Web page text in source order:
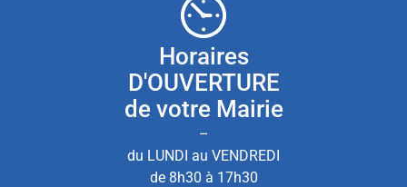
Horaires
D'OUVERTURE
de votre Mairie
–
du LUNDI au VENDREDI
de 8h30 à 17h30